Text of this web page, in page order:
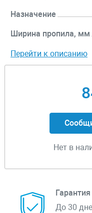
Назначение
Ширина пропила, мм
Перейти к описанию
Нет в
До 30